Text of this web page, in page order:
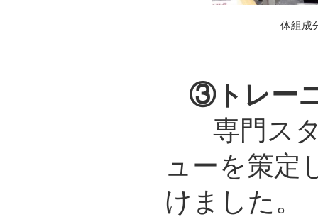
体組成
③トレー
専門ス
ューを策定
けました。